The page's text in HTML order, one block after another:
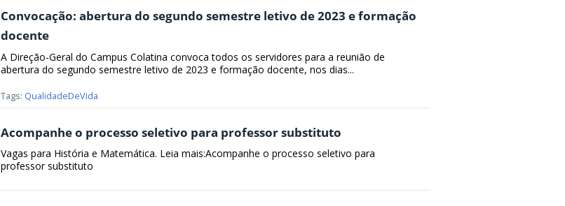
Convocação: abertura do segundo semestre letivo de 2023 e formação
docente
A Direção-Geral do Campus Colatina convoca todos os servidores para a reunião de
abertura do segundo semestre letivo de 2023 e formação docente, nos dias...
Tags: QualidadeDeVida
Acompanhe o processo seletivo para professor substituto
Vagas para História e Matemática. Leia mais:Acompanhe o processo seletivo para
professor substituto